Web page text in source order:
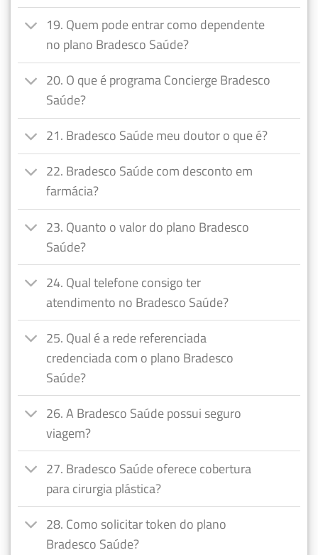
19. Quem pode entrar como dependente
no plano Bradesco Saúde?
20. O que é programa Concierge Bradesco
Saúde?
21. Bradesco Saúde meu doutor o que é?
22. Bradesco Saúde com desconto em
farmácia?
23. Quanto o valor do plano Bradesco
Saúde?
24. Qual telefone consigo ter
atendimento no Bradesco Saúde?
25. Qual é a rede referenciada
credenciada com o plano Bradesco
Saúde?
26. A Bradesco Saúde possui seguro
viagem?
27. Bradesco Saúde oferece cobertura
para cirurgia plástica?
28. Como solicitar token do plano
Bradesco Saúde?